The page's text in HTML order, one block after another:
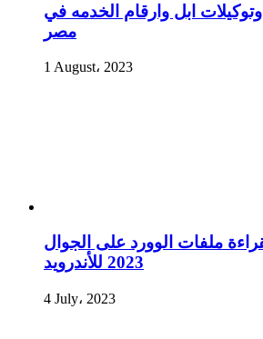
ابل وارقام الخدمه في
مصر
1 August، 2023
لقراءة ملفات الوورد على الجوال
2023 للأندرويد
4 July، 2023